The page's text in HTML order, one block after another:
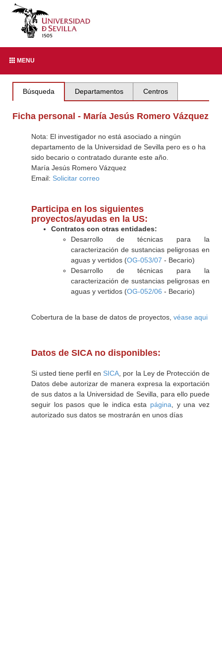
MENU
Búsqueda Departamentos Centros
Ficha personal - María Jesús Romero Vázquez
Nota: El investigador no está asociado a ningún
departamento de la Universidad de Sevilla pero es o ha
sido becario o contratado durante este año.
María Jesús Romero Vázquez
Email: Solicitar correo
Participa en los siguientes
proyectos/ayudas en la US:
Contratos con otras entidades:
Desarrollo de técnicas para la
caracterización de sustancias peligrosas en
aguas y vertidos (OG-053/07 - Becario)
Desarrollo de técnicas para la
caracterización de sustancias peligrosas en
aguas y vertidos (OG-052/06 - Becario)
Cobertura de la base de datos de proyectos, véase aqui
Datos de SICA no disponibles:
Si usted tiene perfil en SICA , por la Ley de Protección de
Datos debe autorizar de manera expresa la exportación
de sus datos a la Universidad de Sevilla, para ello puede
seguir los pasos que le indica esta página , y una vez
autorizado sus datos se mostrarán en unos días